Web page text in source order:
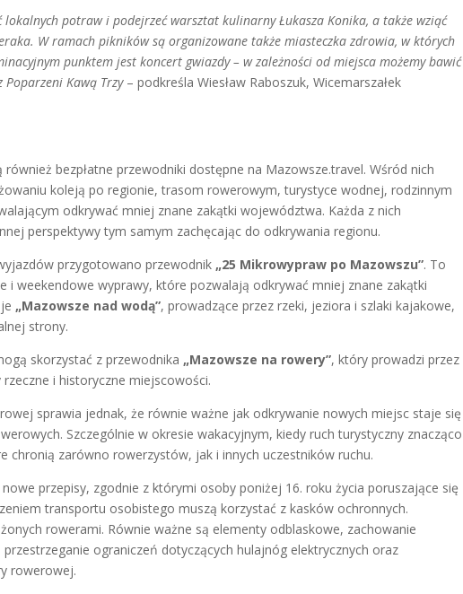
lokalnych potraw i podejrzeć warsztat kulinarny Łukasza Konika, a także wziąć
W ramach pikników są organizowane także miasteczka zdrowia, w których
punktem jest koncert gwiazdy – w zależności od miejsca możemy bawić
Poparzeni Kawą Trzy – podkreśla Wiesław Raboszuk, Wicemarszałek
bezpłatne przewodniki dostępne na Mazowsze.travel. Wśród nich
koleją po regionie, trasom rowerowym, turystyce wodnej, rodzinnym
odkrywać mniej znane zakątki województwa. Każda z nich
perspektywy tym samym zachęcając do odkrywania regionu.
przygotowano przewodnik „25 Mikrowypraw po Mazowszu”. To
i weekendowe wyprawy, które pozwalają odkrywać mniej znane zakątki
„Mazowsze nad wodą”, prowadzące przez rzeki, jeziora i szlaki kajakowe,
strony.
skorzystać z przewodnika „Mazowsze na rowery”, który prowadzi przez
i historyczne miejscowości.
sprawia jednak, że równie ważne jak odkrywanie nowych miejsc staje się
Szczególnie w okresie wakacyjnym, kiedy ruch turystyczny znacząco
chronią zarówno rowerzystów, jak i innych uczestników ruchu.
przepisy, zgodnie z którymi osoby poniżej 16. roku życia poruszające się
transportu osobistego muszą korzystać z kasków ochronnych.
rowerami. Równie ważne są elementy odblaskowe, zachowanie
ograniczeń dotyczących hulajnóg elektrycznych oraz
rowerowej.